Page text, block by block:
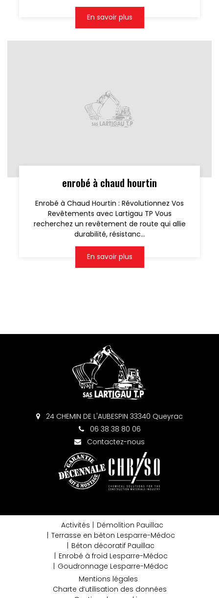
En savoir plus
enrobé à chaud hourtin
Enrobé à Chaud Hourtin : Révolutionnez Vos
Revêtements avec Lartigau TP Vous
recherchez un revêtement de route qui allie
durabilité, résistanc...
En savoir plus
24 CHEMIN DE L'AUBESPIN 33340 Queyrac
06 38 38 80 06
Contactez-nous
Activités
Démolition Pauillac
Terrasse en béton Lesparre-Médoc
Béton décoratif Pauillac
Enrobé à froid Lesparre-Médoc
Goudronnage Lesparre-Médoc
Mentions légales
Charte d’utilisation des données